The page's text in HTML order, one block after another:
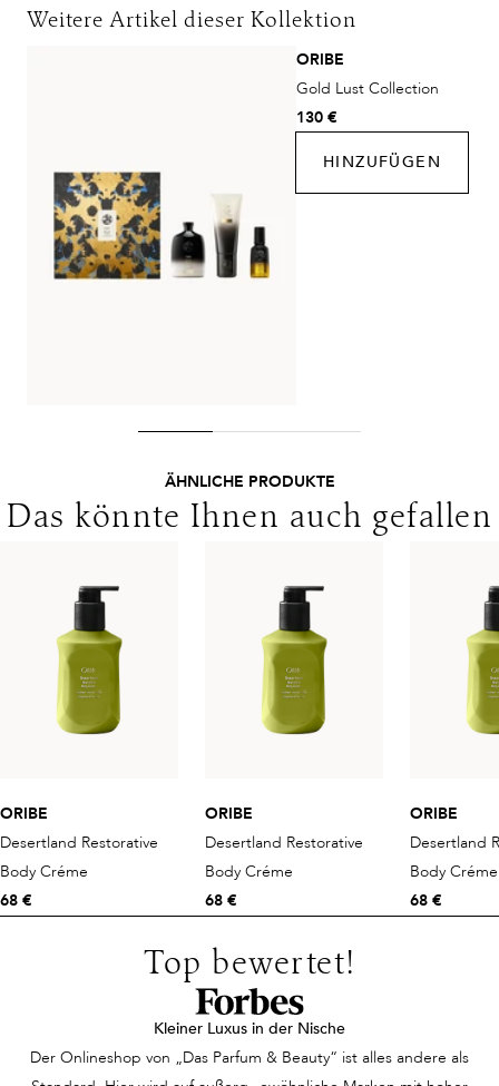
DHL
Kosten:Kostenlos ab 250€ Warenwert
Lieferungen in die Schweiz erfolgen ohne MwSt. - beachten
Sie bitte die abweichenden Bedingungen. Für den Versand ins
Ausland gelten andere Versandkosten.
Weitere Artikel dieser Kollektion
ORIBE
Gold Lust Collection
130 €
HINZUFÜGEN
ÄHNLICHE PRODUKTE
Das könnte Ihnen auch gefallen
ORIBE
Desertland Restorative
Body Créme
68 €
ORIBE
Desertland Restorative
Body Créme
68 €
ORIBE
Desertland
Body Créme
68 €
Top bewertet!
Kleiner Luxus in der Nische
Der Onlineshop von „Das Parfum & Beauty“ ist alles andere als